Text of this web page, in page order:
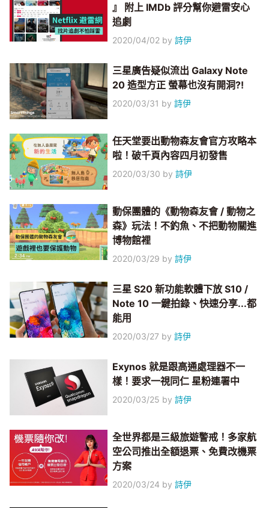
』 附上 IMDb 評分幫你避雷安心
追劇
2020/04/02 by詩伊
三星廣告疑似流出 Galaxy Note
20 造型方正 螢幕也沒有開洞?!
2020/03/31 by詩伊
任天堂要出動物森友會官方攻略本
啦！破千頁內容四月初發售
2020/03/30 by詩伊
動保團體的《動物森友會 / 動物之
森》玩法！不釣魚、不把動物關進
博物館裡
2020/03/29 by詩伊
三星 S20 新功能軟體下放 S10 /
Note 10 一鍵拍錄、快速分享...都
能用
2020/03/27 by詩伊
Exynos 就是跟高通處理器不一
樣！要求一視同仁 星粉連署中
2020/03/25 by詩伊
全世界都是三級旅遊警戒！多家航
空公司推出全額退票、免費改機票
方案
2020/03/24 by詩伊